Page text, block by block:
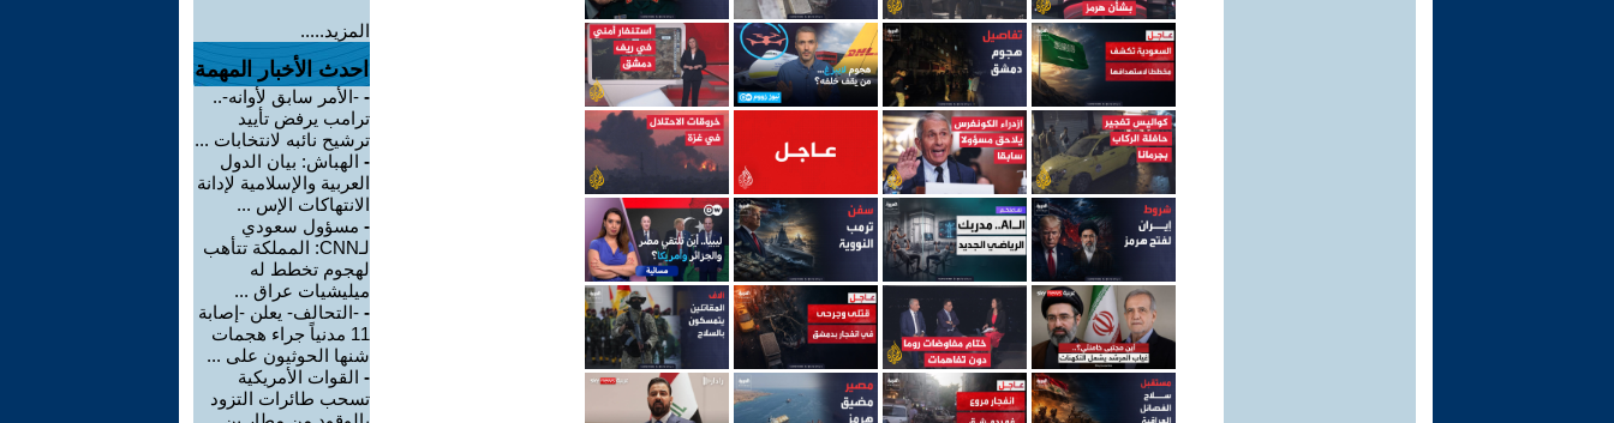
المزيد.....
احدث الأخبار المهمة
- -الأمر سابق لأوانه-..
ترامب يرفض تأييد
ترشيح نائبه لانتخابات ...
- الهباش: بيان الدول
العربية والإسلامية لإدانة
الانتهاكات الإس ...
- مسؤول سعودي
لـCNN: المملكة تتأهب
لهجوم تخطط له
ميليشيات عراق ...
- -التحالف- يعلن -إصابة
11 مدنياً جراء هجمات
شنها الحوثيون على ...
- القوات الأمريكية
تسحب طائرات التزود